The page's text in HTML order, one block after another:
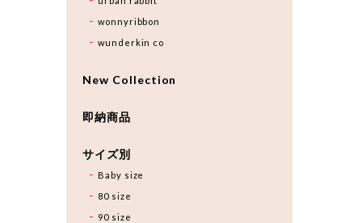
wonnyribbon
wunderkin co
New Collection
即納商品
サイズ別
Baby size
80 size
90 size